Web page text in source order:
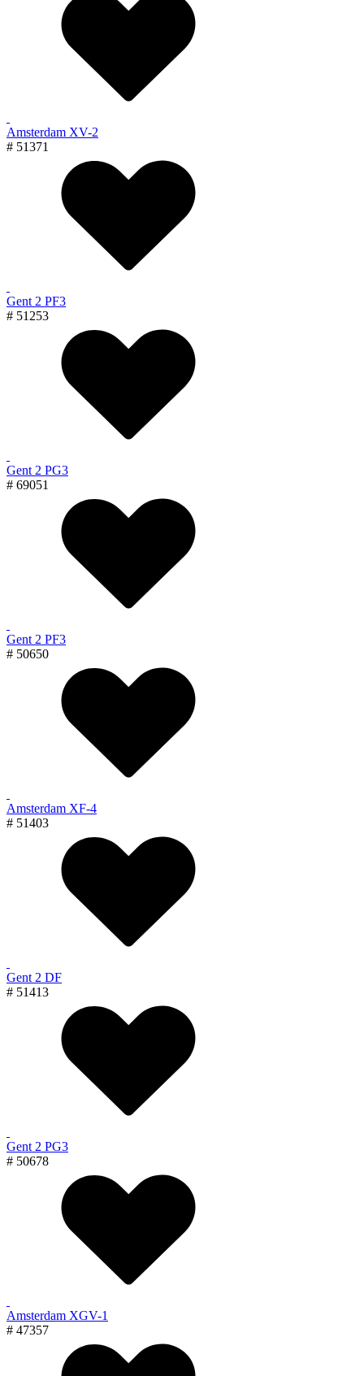
Amsterdam XV-2
# 51371
Gent 2 PF3
# 51253
Gent 2 PG3
# 69051
Gent 2 PF3
# 50650
Amsterdam XF-4
# 51403
Gent 2 DF
# 51413
Gent 2 PG3
# 50678
Amsterdam XGV-1
# 47357